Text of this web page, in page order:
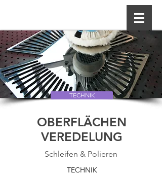
TECHNIK
OBERFLÄCHEN
VEREDELUNG
TECHNIK
Schleifen & Polieren